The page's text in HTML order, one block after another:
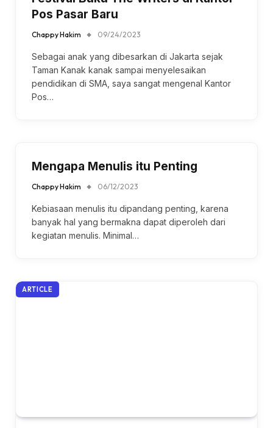
Pos Pasar Baru
Chappy Hakim 09/24/2023
Sebagai anak yang dibesarkan di Jakarta sejak
Taman Kanak kanak sampai menyelesaikan
pendidikan di SMA, saya sangat mengenal Kantor
Pos…
Mengapa Menulis itu Penting
Chappy Hakim 06/12/2023
Kebiasaan menulis itu dipandang penting, karena
banyak hal yang bermakna dapat diperoleh dari
kegiatan menulis. Minimal…
ARTICLE